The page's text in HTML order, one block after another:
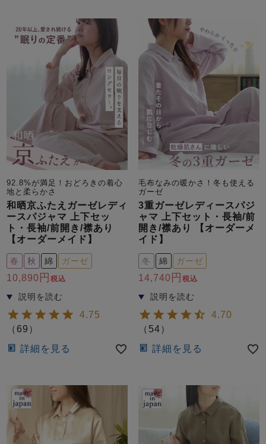
売れ筋ランキング
- Item Ranking -
新着商品
- New Arrival -
すべての季節のパジャマ一覧はこちら
ボーイズ半袖
ボーイズ前開
ボーイズかぶ
り
ガールズ上着
単品
ガールズ ズボ
ン単品
ボーイズ
上着
単品
ボーイズズボ
ン単品
売れ筋ランキング
新着商品
92.8%が満足！おどろきの着心
地と柔らかさ
和晒京ふたえガーゼレディ
ースパジャマ 上下セッ
ト・長袖/前開き/襟あり
【オーダーメイド】
春 秋 綿 ガーゼ
10,890 税込
4.75
（ 69 ）
詳細を見る
毛布なみの暖かさ！冬も使える
ガーゼ
3重ガーゼレディースパジ
ャマ 上下セット・長袖/前
開き/襟あり 【オーダーメ
イド】
冬 綿 ガーゼ
14,740 税込
4.70
（ 54）
詳細を見る